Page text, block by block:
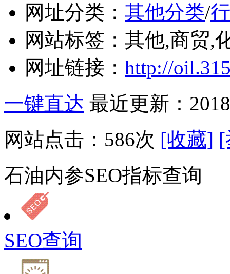
网址分类： 其他分类/
网站标签： 其他,商贸,
网址链接： http://
一键直达 最近更新：
网站点击： 586次 [收藏] [
石油内参SEO指标查询
SEO查询